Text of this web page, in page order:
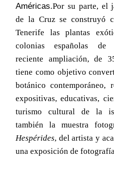
Américas.Por su parte, el
de la Cruz se construyó
Tenerife las plantas
colonias españolas
reciente ampliación, de
tiene como objetivo
botánico contemporáneo,
expositivas, educativas,
turismo cultural de la
también la muestra
Hespérides, del artista y
una exposición de